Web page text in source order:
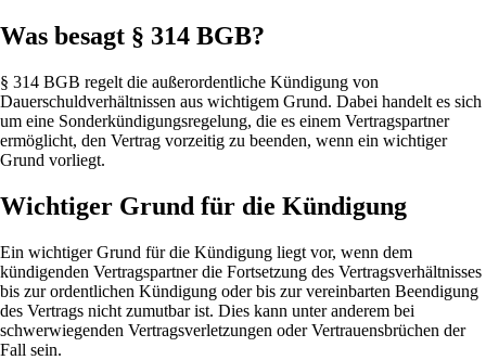
Was besagt § 314 BGB?
§ 314 BGB regelt die außerordentliche Kündigung von
Dauerschuldverhältnissen aus wichtigem Grund. Dabei handelt es sich
um eine Sonderkündigungsregelung, die es einem Vertragspartner
ermöglicht, den Vertrag vorzeitig zu beenden, wenn ein wichtiger
Grund vorliegt.
Wichtiger Grund für die Kündigung
Ein wichtiger Grund für die Kündigung liegt vor, wenn dem
kündigenden Vertragspartner die Fortsetzung des Vertragsverhältnisses
bis zur ordentlichen Kündigung oder bis zur vereinbarten Beendigung
des Vertrags nicht zumutbar ist. Dies kann unter anderem bei
schwerwiegenden Vertragsverletzungen oder Vertrauensbrüchen der
Fall sein.